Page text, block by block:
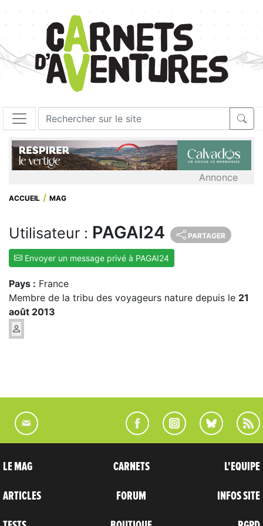
Annonce
ACCUEIL MAG
Utilisateur : PAGAI24 PARTAGER
Envoyer un message privé à PAGAI24
Pays : France
Membre de la tribu des voyageurs nature depuis le 21
août 2013
LE MAG
ARTICLES
CARNETS
FORUM
L'EQUIPE
INFOS SITE